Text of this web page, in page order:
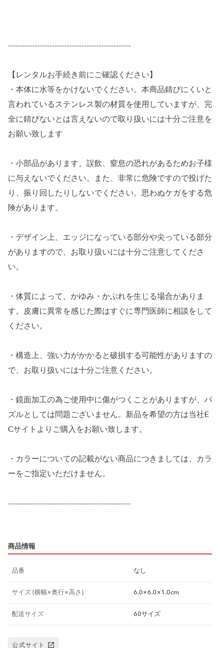
--------------------------------------------------
【レンタルお手続き前にご確認ください】
・本体に水等をかけないでください。本商品錆びにくいと
言われているステンレス製の材質を使用していますが、完
全に錆びないとは言えないので取り扱いには十分ご注意を
お願い致します
・小部品があります。誤飲、窒息の恐れがあるためお子様
に与えないでください。また、非常に危険ですので投げた
り、振り回したりしないでください。思わぬケガをする危
険があります。
・デザイン上、エッジになっている部分や尖っている部分
がありますので、お取り扱いには十分ご注意してくださ
い。
・体質によって、かゆみ・かぶれを生じる場合がありま
す。皮膚に異常を感じた際はすぐに専門医師に相談をして
ください。
・構造上、強い力がかかると破損する可能性がありますの
で、お取り扱いには十分ご注意ください。
・鏡面加工の為ご使用中に傷がつくことがありますが、パ
ズルとしては問題ございません。新品を希望の方は当社E
Cサイトよりご購入をお願い致します。
・カラーについての記載がない商品につきましては、カラ
ーをご指定いただけません。
--------------------------------------------------
商品情報
品番 なし
サイズ (横幅×奥行×高さ) 6.0×6.0×1.0cm
配送サイズ 60サイズ
公式サイト